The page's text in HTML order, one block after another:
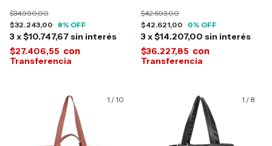
$32.243,00
$34.990,00
8% OFF
3x$10.747,67 sin interés
$27.406,55 con
$42.621,00
$42.693,00
0% OFF
3x$14.207,00 sin interés
$36.227,85 con
1 /10 1 / 8